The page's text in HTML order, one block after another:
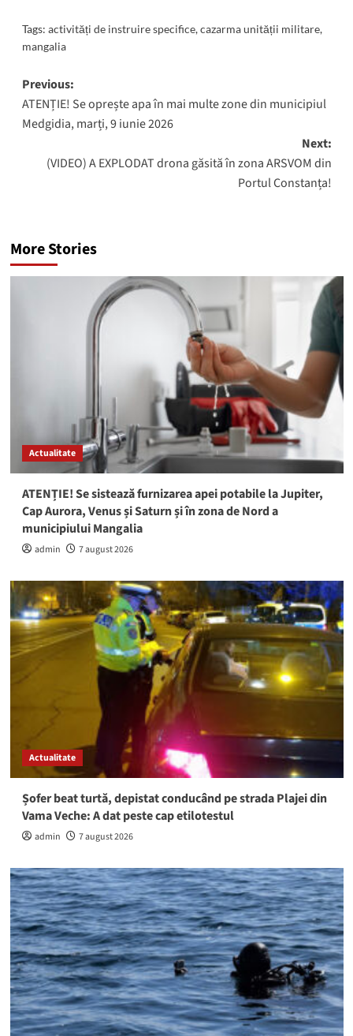
Tags: activități de instruire specifice,cazarma unității militare,
mangalia
Post
navigation
Previous:
ATENȚIE! Se oprește apa în mai multe zone din municipiul
Medgidia, marți, 9 iunie 2026
Next:
(VIDEO) A EXPLODAT drona găsită în zona ARSVOM din
Portul Constanța!
More Stories
Actualitate
ATENȚIE! Se sistează furnizarea apei potabile la Jupiter,
Cap Aurora, Venus și Saturn și în zona de Nord a
municipiului Mangalia
admin 7 august 2026
Actualitate
Șofer beat turtă, depistat conducând pe strada Plajei din
Vama Veche: A dat peste cap etilotestul
admin 7 august 2026